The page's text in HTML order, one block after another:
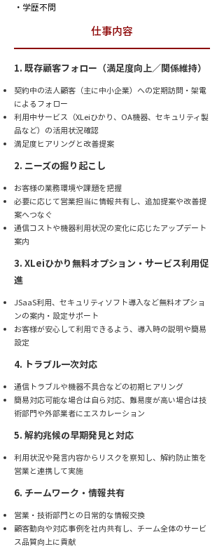
・学歴不問
仕事内容
1. 既存顧客フォロー（満足度向上／関係維持）
契約中の法人顧客（主に中小企業）への定期訪問・架電
によるフォロー
利用中サービス（XLeiひかり、OA機器、セキュリティ製
品など）の活用状況確​認
満足度ヒアリングと改善提案
2. ニーズの掘り起こし
お客様の業務環境や課題を把握
必要に応じて営業担当に情報共有し、追加提案や改善提
案へつなぐ
通信コストや機器利用状況の変化に応じたアップデート
案内
3. XLeiひかり無料オプション・サービス利用促
進
JSaaS利用、セキュリティソフト導入など無料オプショ
ンの案内・設定サポート
お客様が安心して利用できるよう、導入時の説明や簡易
設定
4. トラブル一次対応
通信トラブルや機器不具合などの初期ヒアリング
簡易対応可能な場合は自ら対応、難易度が高い場合は技
術部門や外部業者にエスカレーション
5. 解約兆候の早期発見と対応
利用状況や発言内容からリスクを察知し、解約防止策を
営業と連携して実施
6. チームワーク・情報共有
営業・技術部門との日常的な情報交換
顧客動向や対応事例を社内共有し、チーム全体のサービ
ス品質向上に貢献